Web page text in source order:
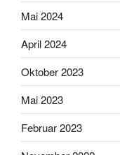
Mai 2024
April 2024
Oktober 2023
Mai 2023
Februar 2023